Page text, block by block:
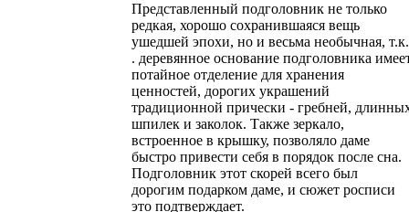
Представленный подголовник не только
редкая, хорошо сохранившаяся вещь
ушедшей эпохи, но и весьма необычная, т.к.
. деревянное основание подголовника
потайное отделение для хранения
ценностей, дорогих украшений
традиционной прически - гребней,
шпилек и заколок. Также зеркало,
встроенное в крышку, позволяло даме
быстро привести себя в порядок после сна.
Подголовник этот скорей всего был
дорогим подарком даме, и сюжет росписи
это подтверждает.